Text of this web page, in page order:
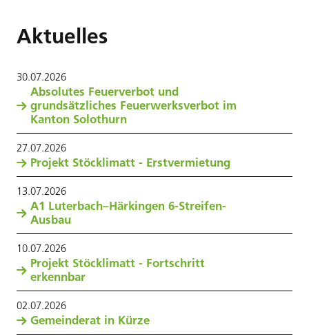
Aktuelles
30.07.2026
Absolutes Feuerverbot und
grundsätzliches Feuerwerksverbot im
Kanton Solothurn
27.07.2026
Projekt Stöcklimatt - Erstvermietung
13.07.2026
A1 Luterbach–Härkingen 6-Streifen-
Ausbau
10.07.2026
Projekt Stöcklimatt - Fortschritt
erkennbar
02.07.2026
Gemeinderat in Kürze